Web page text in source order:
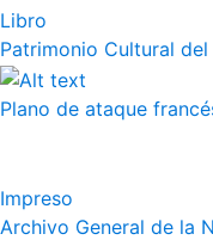
Libro
Patrimonio Cultural
Plano de ataque
Impreso
Archivo General de la